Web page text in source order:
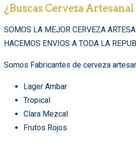
¿Buscas Cerveza
SOMOS LA MEJOR CERVEZA
HACEMOS ENVIOS A TODA LA
Somos Fabricantes de cerveza
Lager Ambar
Tropical
Clara Mezcal
Frutos Rojos